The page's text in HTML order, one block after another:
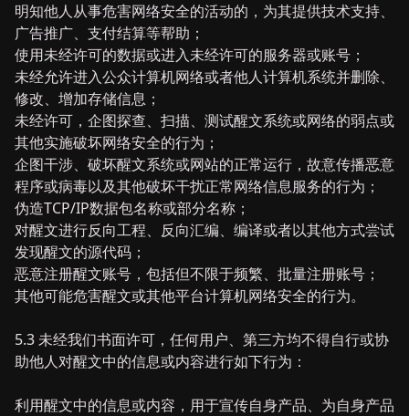
明知他人从事危害网络安全的活动的，为其提供技术支持、
广告推广、支付结算等帮助；
使用未经许可的数据或进入未经许可的服务器或账号；
未经允许进入公众计算机网络或者他人计算机系统并删除、
修改、增加存储信息；
未经许可，企图探查、扫描、测试醒文系统或网络的弱点或
其他实施破坏网络安全的行为；
企图干涉、破坏醒文系统或网站的正常运行，故意传播恶意
程序或病毒以及其他破坏干扰正常网络信息服务的行为；
伪造TCP/IP数据包名称或部分名称；
对醒文进行反向工程、反向汇编、编译或者以其他方式尝试
发现醒文的源代码；
恶意注册醒文账号，包括但不限于频繁、批量注册账号；
其他可能危害醒文或其他平台计算机网络安全的行为。
5.3 未经我们书面许可，任何用户、第三方均不得自行或协
助他人对醒文中的信息或内容进行如下行为：
利用醒文中的信息或内容，用于宣传自身产品、为自身产品